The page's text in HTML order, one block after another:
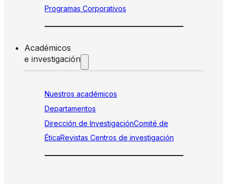
Programas Corporativos
Académicos
e investigación
Nuestros académicos
Departamentos
Dirección de InvestigaciónComité de
ÉticaRevistas Centros de investigación